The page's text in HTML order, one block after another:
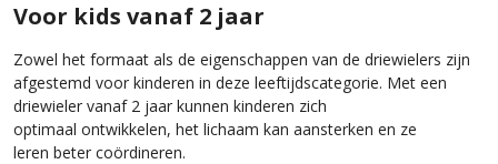
Voor kids vanaf 2 jaar
Zowel het formaat als de eigenschappen van de driewielers zijn
afgestemd voor kinderen in deze leeftijdscategorie. Met een
driewieler vanaf 2 jaar kunnen kinderen zich
optimaal ontwikkelen, het lichaam kan aansterken en ze
leren beter coördineren.